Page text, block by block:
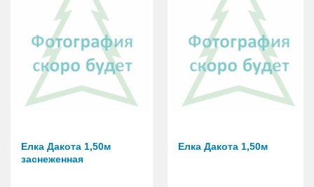
Елка Дакота 1,50м
заснеженная
Елка Дакота 1,50м